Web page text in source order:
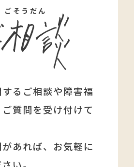
ごそうだん
るご相談や障害福
ご質問を受け付けて
あれば、 お気軽に